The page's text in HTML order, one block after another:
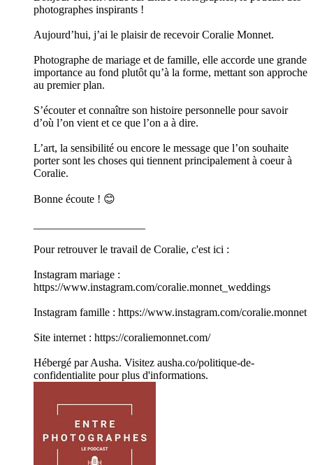
photographes inspirants !
Aujourd’hui, j’ai le plaisir de recevoir Coralie Monnet.
Photographe de mariage et de famille, elle accorde une grande
importance au fond plutôt qu’à la forme, mettant son approche
au premier plan.
S’écouter et connaître son histoire personnelle pour savoir
d’où l’on vient et ce que l’on a à dire.
L’art, la sensibilité ou encore le message que l’on souhaite
porter sont les choses qui tiennent principalement à coeur à
Coralie.
Bonne écoute ! 😊
Pour retrouver le travail de Coralie, c'est ici :
Instagram mariage :
https://www.instagram.com/coralie.monnet_weddings
Instagram famille : https://www.instagram.com/coralie.monnet
Site internet : https://coraliemonnet.com/
Hébergé par Ausha. Visitez ausha.co/politique-de-
confidentialite pour plus d'informations.